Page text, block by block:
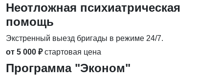
Неотложная психиатрическая
помощь
Экстренный выезд бригады в режиме 24/7.
от 5 000 ₽ стартовая цена
Программа "Эконом"